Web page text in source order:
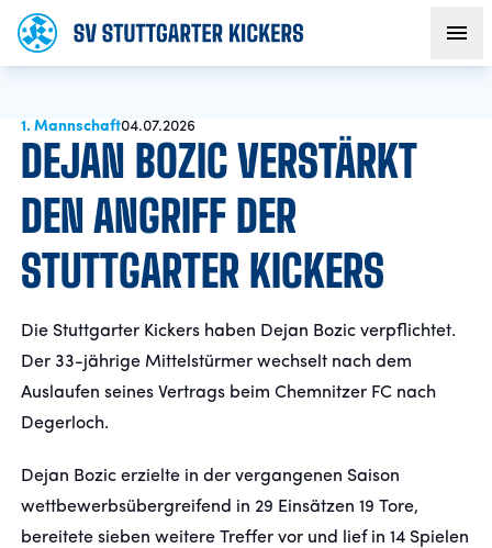
AKTUELLES
TEAM
VEREIN
FANS
NACHWUCHS
BUSINESS
1. Mannschaft04.07.2026
DEJAN BOZIC VERSTÄRKT
DEN ANGRIFF DER
STUTTGARTER KICKERS
Die Stuttgarter Kickers haben Dejan Bozic verpflichtet.
Der 33-jährige Mittelstürmer wechselt nach dem
Auslaufen seines Vertrags beim Chemnitzer FC nach
Degerloch.
Dejan Bozic erzielte in der vergangenen Saison
wettbewerbsübergreifend in 29 Einsätzen 19 Tore,
bereitete sieben weitere Treffer vor und lief in 14 Spielen